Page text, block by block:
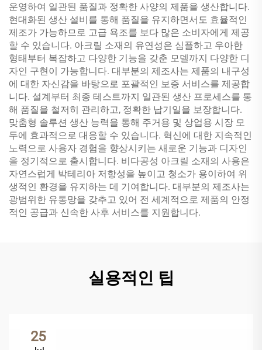
운영하여 일관된 품질과 정확한 사양의 제품을 생산합니다.
현대화된 생산 설비를 통해 품질을 유지하면서도 효율적인
제조가 가능하므로 고급 욕조를 보다 많은 소비자에게 제공
할 수 있습니다. 아크릴 소재의 유연성은 심플하고 우아한
형태부터 복잡하고 다양한 기능을 갖춘 모델까지 다양한 디
자인 구현이 가능합니다. 대부분의 제조사는 제품의 내구성
에 대한 자신감을 바탕으로 포괄적인 보증 서비스를 제공합
니다. 설계부터 최종 테스트까지 일관된 생산 프로세스를 통
해 품질을 철저히 관리하고, 정확한 납기일을 보장합니다.
맞춤형 솔루션 생산 능력을 통해 주거용 및 상업용 시장 모
두에 효과적으로 대응할 수 있습니다. 혁신에 대한 지속적인
노력으로 사용자 경험을 향상시키는 새로운 기능과 디자인
을 정기적으로 출시합니다. 비다공성 아크릴 소재의 사용은
자연스럽게 박테리아 저항성을 높이고 청소가 용이하여 위
생적인 환경을 유지하는 데 기여합니다. 대부분의 제조사는
광범위한 유통망을 갖추고 있어 전 세계적으로 제품의 안정
적인 공급과 신속한 사후 서비스를 지원합니다.
실용적인 팁
25